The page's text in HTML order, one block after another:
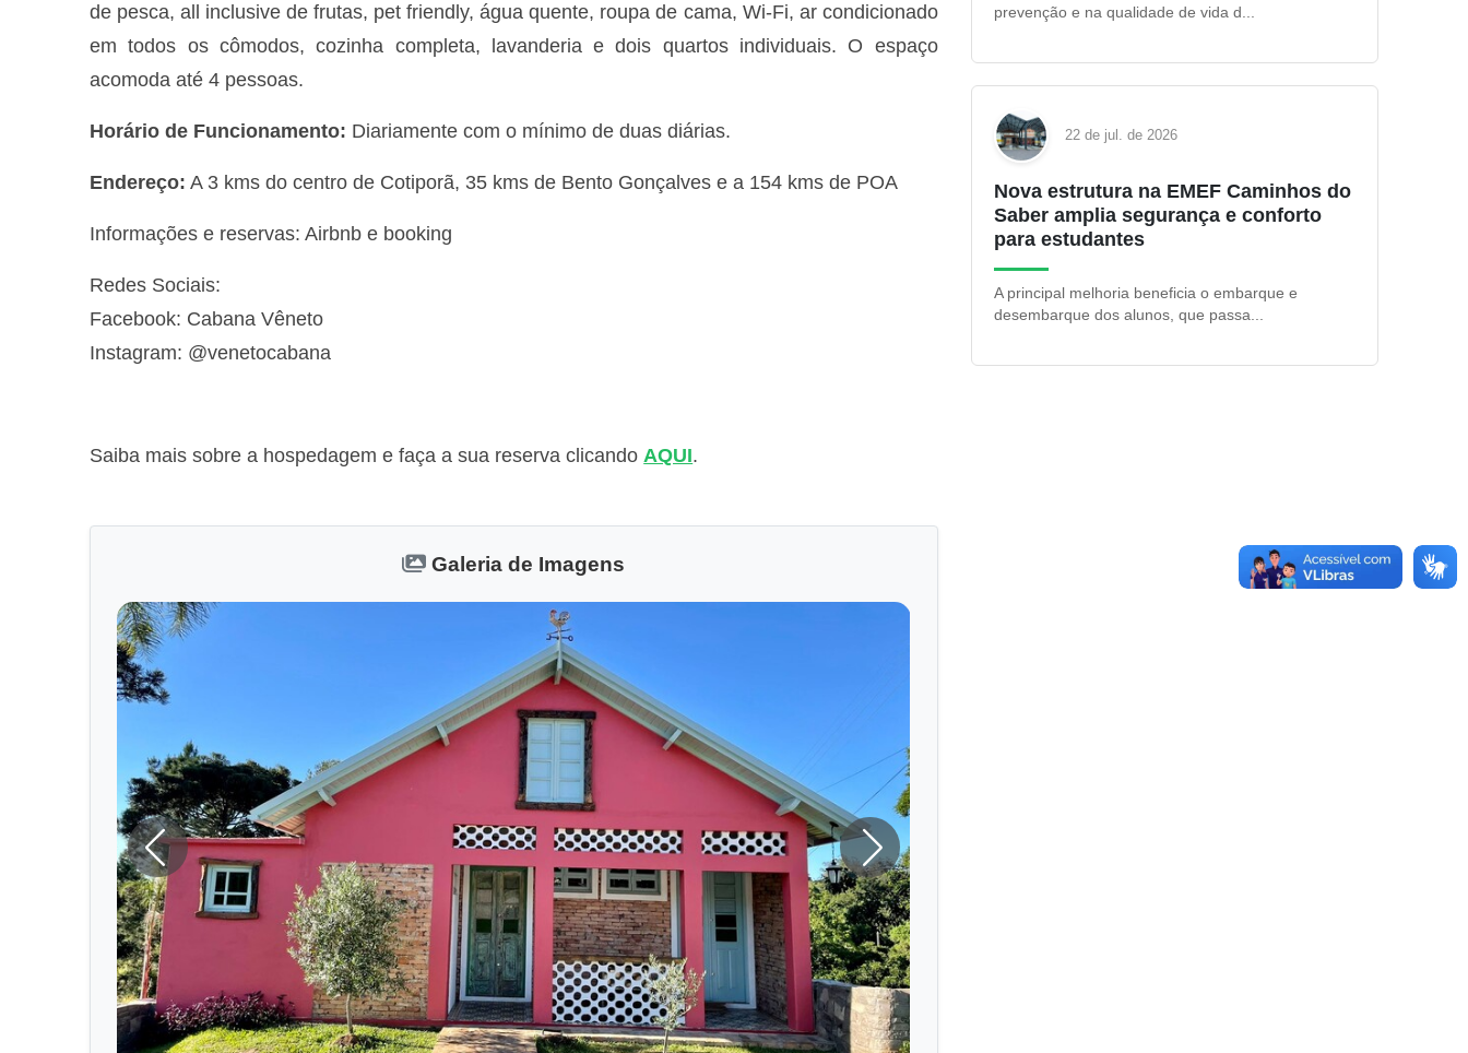
de pesca, all inclusive de frutas, pet friendly, água quente, roupa de cama, Wi-Fi, ar condicionado
em todos os cômodos, cozinha completa, lavanderia e dois quartos individuais. O espaço
acomoda até 4 pessoas.
Horário de Funcionamento: Diariamente com o mínimo de duas diárias.
Endereço: A 3 kms do centro de Cotiporã, 35 kms de Bento Gonçalves e a 154 kms de POA
Informações e reservas: Airbnb e booking
Redes Sociais:
Facebook: Cabana Vêneto
Instagram: @venetocabana
Saiba mais sobre a hospedagem e faça a sua reserva clicandoAQUI.
Galeria de Imagens
prevenção e na qualidade de vida d...
22 de jul. de 2026
Nova estrutura na EMEF Caminhos do
Saber amplia segurança e conforto
para estudantes
A principal melhoria beneficia o embarque e
desembarque dos alunos, que passa...